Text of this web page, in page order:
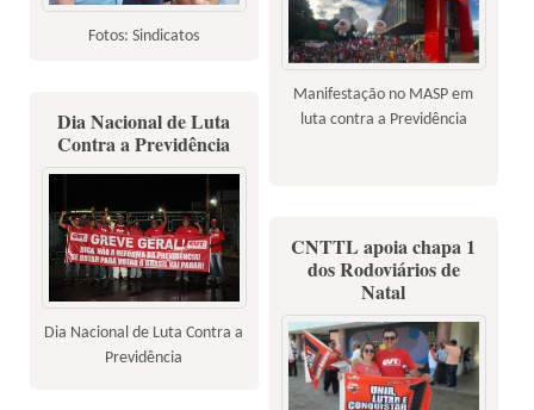
Fotos: Sindicatos
Manifestação no MASP em
luta contra a Previdência
Dia Nacional de Luta
Contra a Previdência
Dia Nacional de Luta Contra a
Previdência
CNTTL apoia chapa 1
dos Rodoviários de
Natal